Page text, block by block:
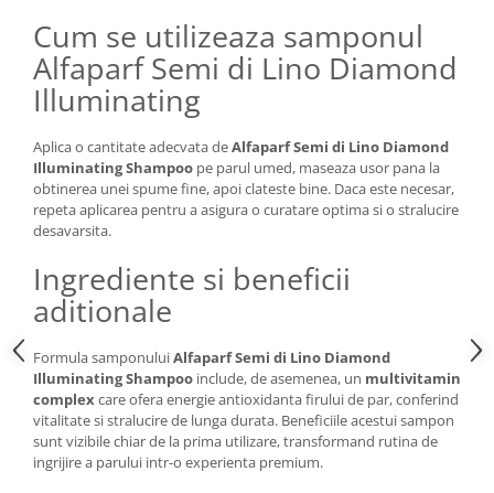
Cum se utilizeaza samponul
Alfaparf Semi di Lino Diamond
Illuminating
Aplica o cantitate adecvata deAlfaparf Semi di Lino Diamond
Illuminating Shampoo pe parul umed, maseaza usor pana la
obtinerea unei spume fine, apoi clateste bine. Daca este necesar,
repeta aplicarea pentru a asigura o curatare optima si o stralucire
desavarsita.
Ingrediente si beneficii
aditionale
Formula samponuluiAlfaparf Semi di Lino Diamond
Illuminating Shampoo include, de asemenea, un multivitamin
complexcare ofera energie antioxidanta firului de par, conferind
vitalitate si stralucire de lunga durata. Beneficiile acestui sampon
sunt vizibile chiar de la prima utilizare, transformand rutina de
ingrijire a parului intr-o experienta premium.